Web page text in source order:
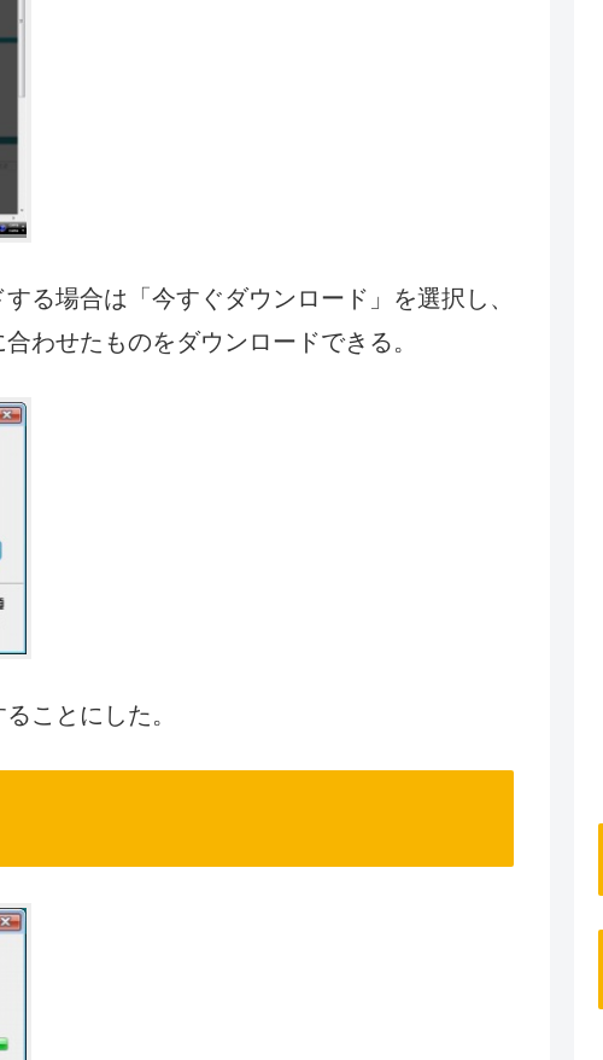
る場合は「今すぐダウンロード」を選択し、
わせたものをダウンロードできる。
ことにした。